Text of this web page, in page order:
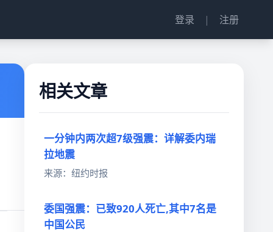
登录 | 注册
相关文章
一分钟内两次超7级强震：详解委内瑞
拉地震
来源：纽约时报
委国强震：已致920人死亡,其中7名是
中国公民